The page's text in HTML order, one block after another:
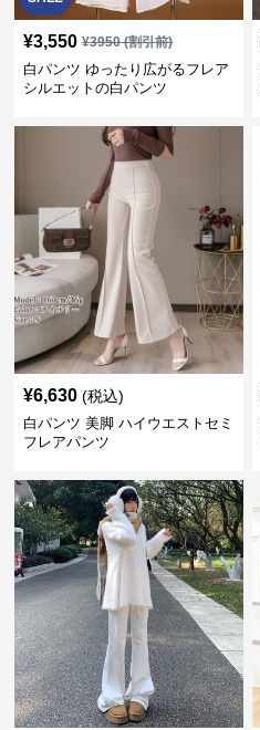
¥3,550 ¥3950(割引前)
白パンツ ゆったり広がるフレア
シルエットの白パンツ
¥6,630 (税込)
白パンツ 美脚 ハイウエストセミ
フレアパンツ